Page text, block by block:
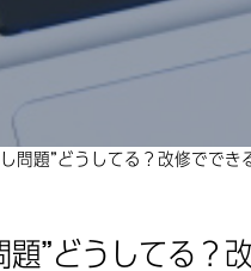
問題”どうしてる？改修ででき
題”どうしてる？